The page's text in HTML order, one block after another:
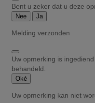
Bent u zeker dat u deze
Nee Ja
Melding verzonden
Uw opmerking is
behandeld.
Oké
Uw opmerking kan niet